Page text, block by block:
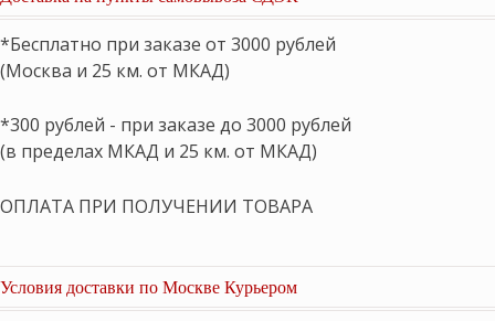
*Бесплатно при заказе от 3000 рублей
(Москва и 25 км. от МКАД)
*300 рублей - при заказе до 3000 рублей
(в пределах МКАД и 25 км. от МКАД)
ОПЛАТА ПРИ ПОЛУЧЕНИИ ТОВАРА
Условия доставки по Москве Курьером